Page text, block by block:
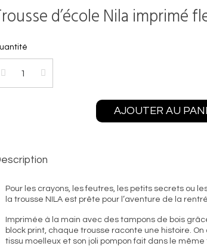
d’école Nila imprimé
AJOUTER AU
Pour les crayons, les feutres, les petits secrets ou
la trousse NILA est prête pour l’aventure de la
Imprimée à la main avec des tampons de bois
block print, chaque trousse raconte une histoire.
tissu moelleux et son joli pompon fait dans le même